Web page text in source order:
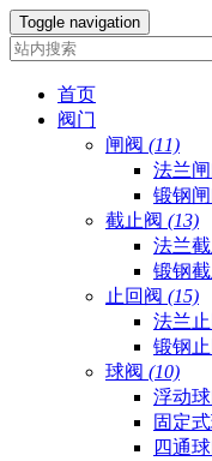
Toggle navigation
首页
阀门
闸阀 (11)
法兰
锻钢
截止阀 (13)
法兰
锻钢
止回阀 (15)
法兰
锻钢
球阀 (10)
浮动
固定
四通